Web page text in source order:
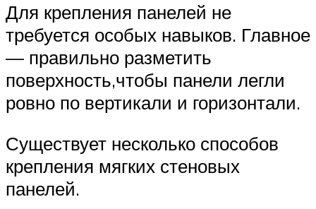
Для крепления панелей не
требуется особых навыков. Главное
— правильно разметить
поверхность,чтобы панели легли
ровно по вертикали и горизонтали.
Существует несколько способов
крепления мягких стеновых
панелей.